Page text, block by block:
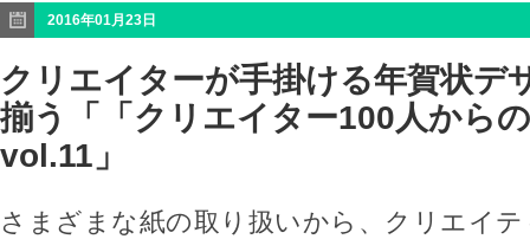
2016年01月23日
クリエイターが手掛ける年賀状デ
揃う「「クリエイター100人から
vol.11」
さまざまな紙の取り扱いから、クリエイ